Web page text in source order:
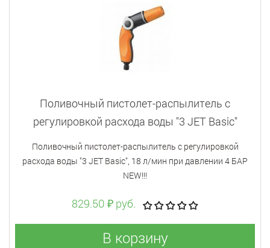
Поливочный пистолет-распылитель с
регулировкой расхода воды "3 JET Basic"
Поливочный пистолет-распылитель с регулировкой
расхода воды "3 JET Basic", 18 л/мин при давлении 4 БАР
NEW!!!
829.50 ₽ руб.
В корзину